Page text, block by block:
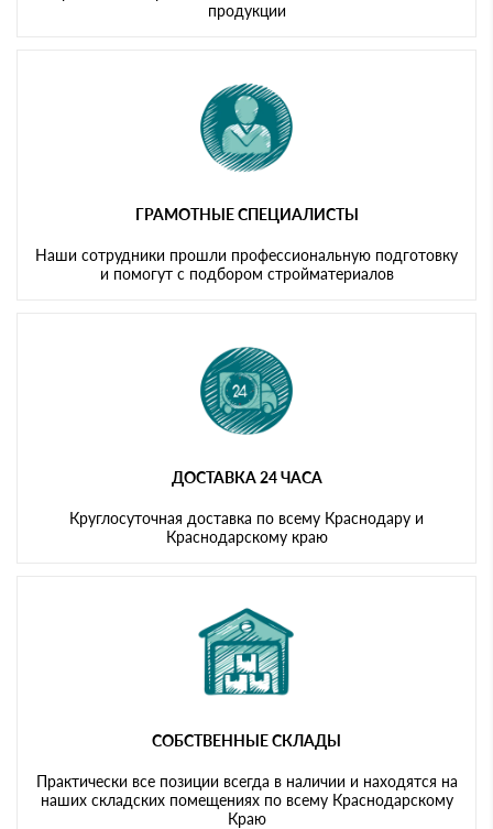
продукции
ГРАМОТНЫЕ СПЕЦИАЛИСТЫ
Наши сотрудники прошли профессиональную подготовку
и помогут с подбором стройматериалов
ДОСТАВКА 24 ЧАСА
Круглосуточная доставка по всему Краснодару и
Краснодарскому краю
СОБСТВЕННЫЕ СКЛАДЫ
Практически все позиции всегда в наличии и находятся на
наших складских помещениях по всему Краснодарскому
Краю